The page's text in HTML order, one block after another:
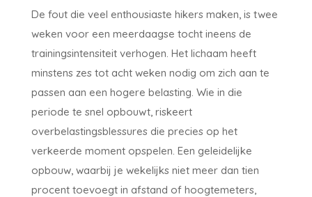
De fout die veel enthousiaste hikers maken, is twee
weken voor een meerdaagse tocht ineens de
trainingsintensiteit verhogen. Het lichaam heeft
minstens zes tot acht weken nodig om zich aan te
passen aan een hogere belasting. Wie in die
periode te snel opbouwt, riskeert
overbelastingsblessures die precies op het
verkeerde moment opspelen. Een geleidelijke
opbouw, waarbij je wekelijks niet meer dan tien
procent toevoegt in afstand of hoogtemeters,